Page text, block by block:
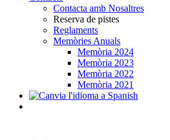
Contacta amb Nosaltres
Reserva de pistes
Reglaments
Memòries Anuals
Memòria 2024
Memòria 2023
Memòria 2022
Memòria 2021